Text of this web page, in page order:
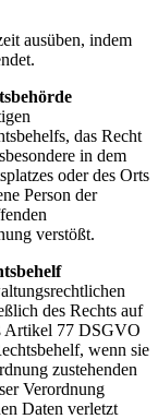
ausüben, indem
das Recht
in dem
oder des Orts
Person der
verstößt.
des Rechts auf
Artikel 77 DSGVO
wenn sie
zustehenden
Verordnung
Daten verletzt